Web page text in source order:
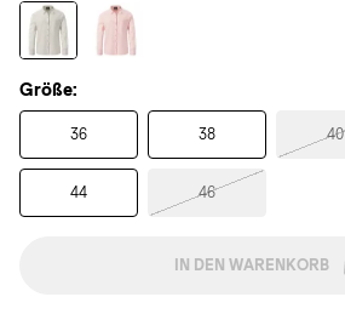
Größe:
36 38 40
44 46
IN DEN WARENKORB